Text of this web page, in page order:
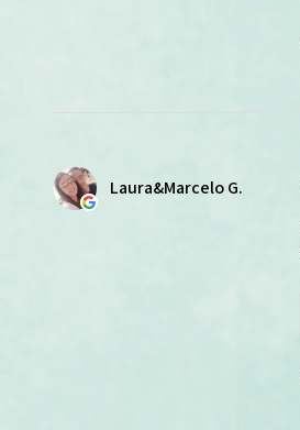
Laura&Marcelo G.